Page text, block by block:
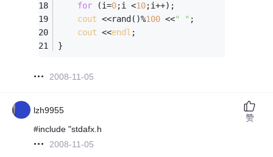
for (i=0;i <10;i++);
cout <<rand()%100 <<" " ;
cout <<endl ;
}
2008-11-05
lzh9955
#include "stdafx.h
2008-11-05
赞